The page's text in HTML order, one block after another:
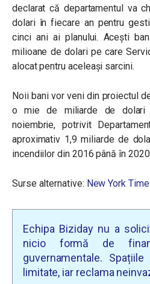
declarat că departamentul va
dolari în fiecare an pentru
cinci ani ai planului. Acești
milioane de dolari pe care
alocat pentru aceleași sarcini.
Noii bani vor veni din proiectul
o mie de miliarde de
noiembrie, potrivit
aproximativ 1,9 miliarde de
incendiilor din 2016 până în
Surse alternative: New York
Echipa Biziday nu a
nicio formă de
guvernamentale.
limitate, iar reclama